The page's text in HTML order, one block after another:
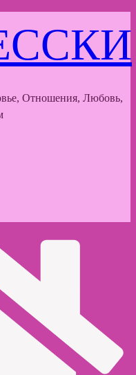
Отношения, Любовь,